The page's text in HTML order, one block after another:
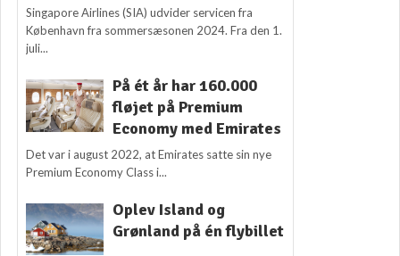
Singapore Airlines (SIA) udvider servicen fra
København fra sommersæsonen 2024. Fra den 1.
juli...
På ét år har 160.000
fløjet på Premium
Economy med Emirates
Det var i august 2022, at Emirates satte sin nye
Premium Economy Class i...
Oplev Island og
Grønland på én flybillet